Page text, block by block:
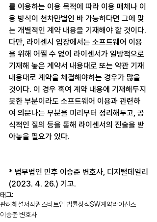
를 이용하는 이용 목적에 따라 이용 매체나 이
용 방식이 천차만별인 바 가능하다면 그에 맞
는 개별적인 계약 내용을 기재해야 할 것이다.
다만, 라이센시 입장에서는 소프트웨어 이용
을 위해 어쩔 수 없이 라이센서가 일방적으로
기재해 놓은 계약서 내용대로 또는 약관 기재
내용대로 계약을 체결해야하는 경우가 많을
것이다. 이 경우 혹여 계약 내용에 기재해두지
못한 부분이라도 소프트웨어 이용과 관련하
여 의문나는 부분을 미리부터 정리해두고, 공
식적인 질의 등을 통해 라이센서의 진술을 받
아놓을 필요가 있다.
* 법무법인 민후 이승준 변호사, 디지털데일리
(2023. 4. 26.) 기고.
태그:
판례해설저작권스타트업 법률상식SW계약라이선스
이승준 변호사